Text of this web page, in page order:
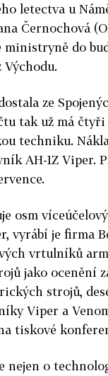
letectva u
Černochová
ministryně do
ze
tak už má
techniku.
AH-1Z Viper.
osm
vyrábí je firma
vrtulníků
jako ocenění
strojů,
Viper a
tiskové
nejen o